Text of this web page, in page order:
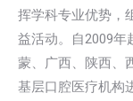
挥学科专业优势，
益活动。自2009年
蒙、广西、陕西、
基层口腔医疗机构